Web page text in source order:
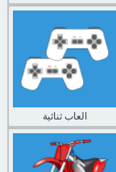
العاب ثنائية